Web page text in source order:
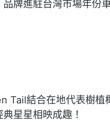
牌進駐台灣市場年份
Tail結合在地代表樹植
星星相映成趣！